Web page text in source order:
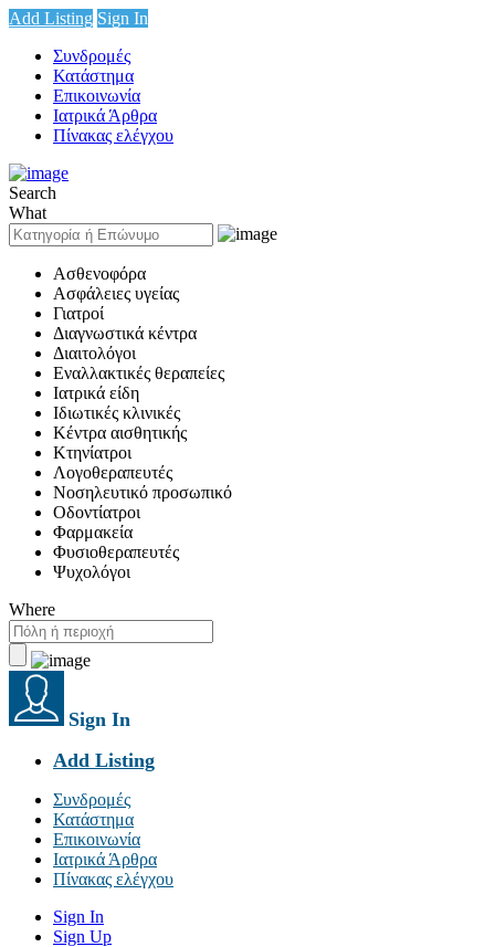
Add Listing Sign In
Συνδρομές
Κατάστημα
Επικοινωνία
Ιατρικά Άρθρα
Πίνακας ελέγχου
Search
What
Ασθενοφόρα
Ασφάλειες υγείας
Γιατροί
Διαγνωστικά κέντρα
Διαιτολόγοι
Εναλλακτικές θεραπείες
Ιατρικά είδη
Ιδιωτικές κλινικές
Κέντρα αισθητικής
Κτηνίατροι
Λογοθεραπευτές
Νοσηλευτικό προσωπικό
Οδοντίατροι
Φαρμακεία
Φυσιοθεραπευτές
Ψυχολόγοι
Where
Sign In
Add Listing
Συνδρομές
Κατάστημα
Επικοινωνία
Ιατρικά Άρθρα
Πίνακας ελέγχου
Sign In
Sign Up